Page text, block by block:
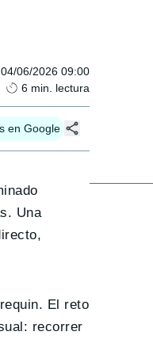
04/06/2026 09:00
6 min. lectura
en Google
Una
El reto
recorrer